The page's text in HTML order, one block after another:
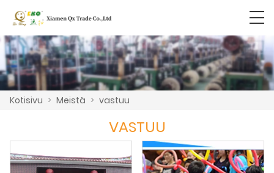
Kotisivu > Meistä > vastuu
VASTUU